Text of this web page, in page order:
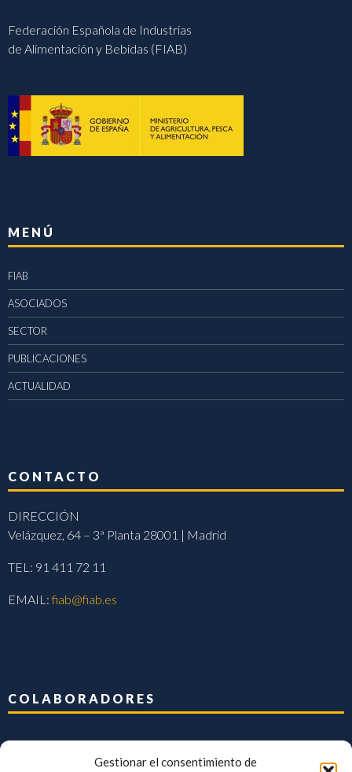
Gestionar el consentimiento de
Federación Española de Industrias
de Alimentación y Bebidas (FIAB)
MENÚ
FIAB
ASOCIADOS
SECTOR
PUBLICACIONES
ACTUALIDAD
CONTACTO
DIRECCIÓN
Velázquez, 64 – 3ª Planta 28001 | Madrid
TEL: 91 411 72 11
EMAIL:fiab@fiab.es
COLABORADORES